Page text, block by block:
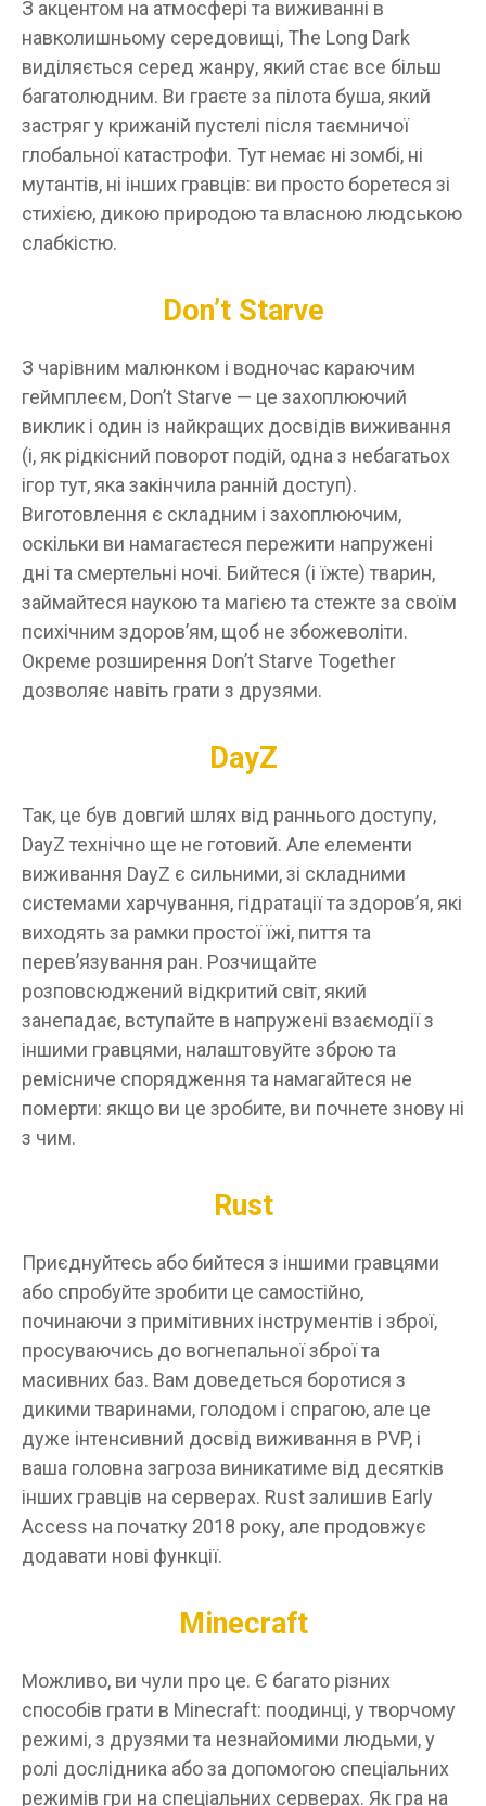
З акцентом на атмосфері та виживанні в
навколишньому середовищі, The Long Dark
виділяється серед жанру, який стає все більш
багатолюдним. Ви граєте за пілота буша, який
застряг у крижаній пустелі після таємничої
глобальної катастрофи. Тут немає ні зомбі, ні
мутантів, ні інших гравців: ви просто боретеся зі
стихією, дикою природою та власною людською
слабкістю.
Don’t Starve
З чарівним малюнком і водночас караючим
геймплеєм, Don’t Starve — це захоплюючий
виклик і один із найкращих досвідів виживання
(і, як рідкісний поворот подій, одна з небагатьох
ігор тут, яка закінчила ранній доступ).
Виготовлення є складним і захоплюючим,
оскільки ви намагаєтеся пережити напружені
дні та смертельні ночі. Бийтеся (і їжте) тварин,
займайтеся наукою та магією та стежте за своїм
психічним здоров’ям, щоб не збожеволіти.
Окреме розширення Don’t Starve Together
дозволяє навіть грати з друзями.
DayZ
Так, це був довгий шлях від раннього доступу,
DayZ технічно ще не готовий. Але елементи
виживання DayZ є сильними, зі складними
системами харчування, гідратації та здоров’я, які
виходять за рамки простої їжі, пиття та
перев’язування ран. Розчищайте
розповсюджений відкритий світ, який
занепадає, вступайте в напружені взаємодії з
іншими гравцями, налаштовуйте зброю та
ремісниче спорядження та намагайтеся не
померти: якщо ви це зробите, ви почнете знову ні
з чим.
Rust
Приєднуйтесь або бийтеся з іншими гравцями
або спробуйте зробити це самостійно,
починаючи з примітивних інструментів і зброї,
просуваючись до вогнепальної зброї та
масивних баз. Вам доведеться боротися з
дикими тваринами, голодом і спрагою, але це
дуже інтенсивний досвід виживання в PVP, і
ваша головна загроза виникатиме від десятків
інших гравців на серверах. Rust залишив Early
Access на початку 2018 року, але продовжує
додавати нові функції.
Minecraft
Можливо, ви чули про це. Є багато різних
способів грати в Minecraft: поодинці, у творчому
режимі, з друзями та незнайомими людьми, у
ролі дослідника або за допомогою спеціальних
режимів гри на спеціальних серверах. Як гра на